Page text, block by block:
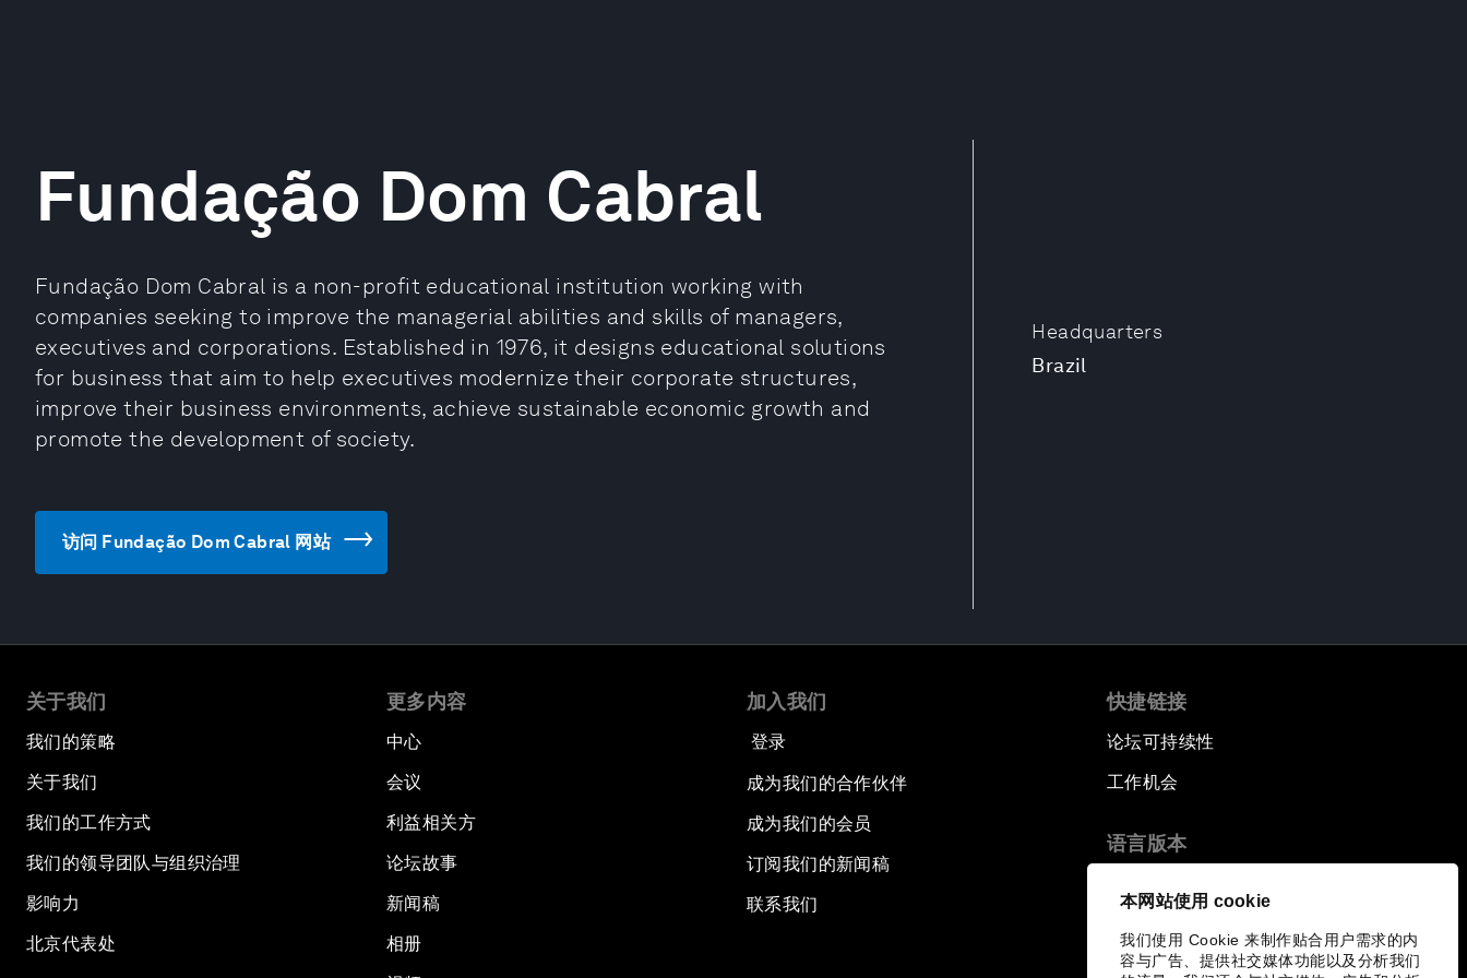
本网站使用 cookie
我们使用 Cookie 来制作贴合用户需求的内
容与广告、提供社交媒体功能以及分析我们
Headquarters
Brazil
Fundação Dom Cabral
Fundação Dom Cabral is a non-profit educational institution working with
companies seeking to improve the managerial abilities and skills of managers,
executives and corporations. Established in 1976, it designs educational solutions
for business that aim to help executives modernize their corporate structures,
improve their business environments, achieve sustainable economic growth and
promote the development of society.
访问 Fundação Dom Cabral 网站
关于我们
我们的策略
关于我们
我们的工作方式
我们的领导团队与组织治理
影响力
北京代表处
更多内容
中心
会议
利益相关方
论坛故事
新闻稿
相册
加入我们
登录
成为我们的合作伙伴
成为我们的会员
订阅我们的新闻稿
联系我们
快捷链接
论坛可持续性
工作机会
语言版本